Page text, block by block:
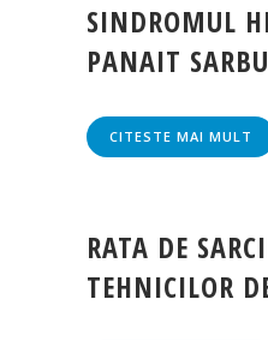
SINDROMUL
PANAIT
CITESTE MAI MULT
RATA DE
TEHNICILOR